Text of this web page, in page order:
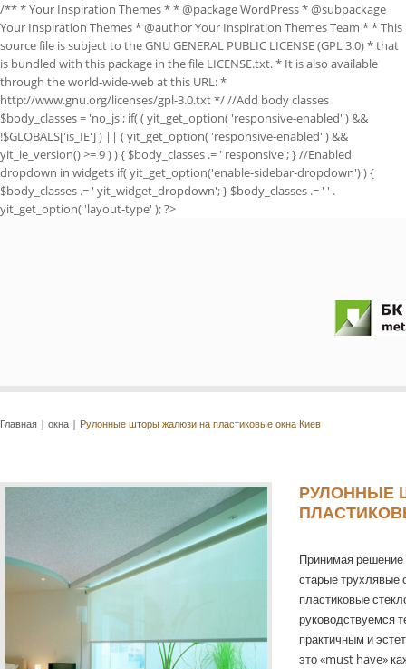
/** * Your Inspiration Themes * * @package WordPress * @subpackage
Your Inspiration Themes * @author Your Inspiration Themes Team * * This
source file is subject to the GNU GENERAL PUBLIC LICENSE (GPL 3.0) * that
is bundled with this package in the file LICENSE.txt. * It is also available
through the world-wide-web at this URL: *
http://www.gnu.org/licenses/gpl-3.0.txt */ //Add body classes
$body_classes = 'no_js'; if( ( yit_get_option( 'responsive-enabled' ) &&
!$GLOBALS['is_IE'] ) || ( yit_get_option( 'responsive-enabled' ) &&
yit_ie_version() >= 9 ) ) { $body_classes .= ' responsive'; } //Enabled
dropdown in widgets if( yit_get_option('enable-sidebar-dropdown') ) {
$body_classes .= ' yit_widget_dropdown'; } $body_classes .= ' ' .
yit_get_option( 'layout-type' ); ?>
Главная | окна | Рулонные шторы жалюзи на пластиковые окна Киев
РУЛОННЫЕ
Принимая решение
старые трухлявые
пластиковые
руководствуемся
практичным и
это «must have»